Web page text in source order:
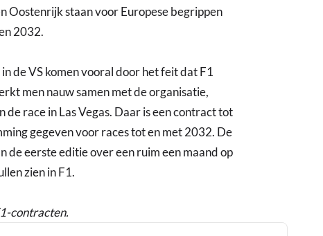
Oostenrijk staan voor Europese begrippen
2032.
de VS komen vooral door het feit dat F1
men nauw samen met de organisatie,
race in Las Vegas. Daar is een contract tot
gegeven voor races tot en met 2032. De
de eerste editie over een ruim een maand op
zien in F1.
contracten.